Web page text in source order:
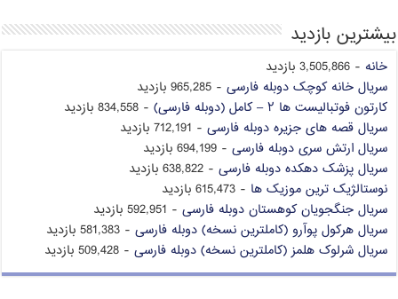
بیشترین بازدید
خانه - 3,505,866 بازدید
سریال خانه کوچک دوبله فارسی - 965,285 بازدید
کارتون فوتبالیست ها ۲ – کامل (دوبله فارسی)
- 834,558 بازدید
سریال قصه های جزیره دوبله فارسی - 712,191 بازدید
سریال ارتش سری دوبله فارسی - 694,199 بازدید
سریال پزشک دهکده دوبله فارسی - 638,822 بازدید
نوستالژیک ترین موزیک ها - 615,473 بازدید
سریال جنگجویان کوهستان دوبله فارسی - 592,951 بازدید
سریال هرکول پوآرو (کاملترین نسخه) دوبله فارسی - 581,383 بازدید
سریال شرلوک هلمز (کاملترین نسخه) دوبله فارسی - 509,428 بازدید